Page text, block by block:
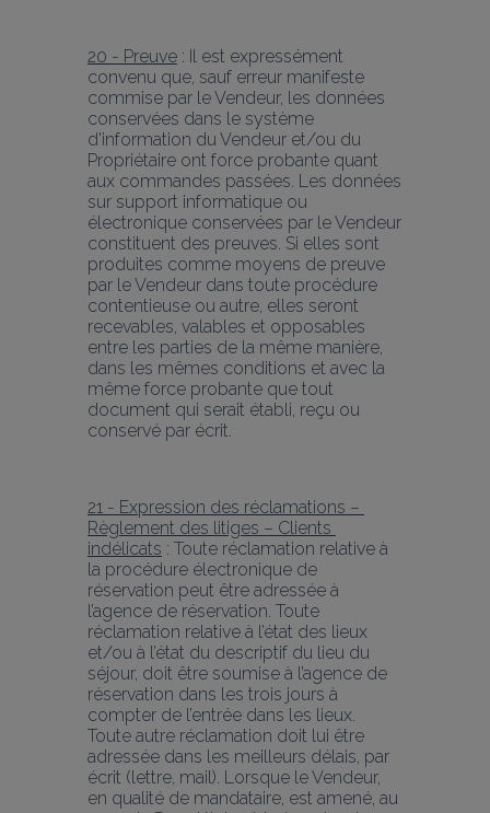
20 - Preuve : Il est expressément
convenu que, sauf erreur manifeste
commise par le Vendeur, les données
conservées dans le système
d'information du Vendeur et/ou du
Propriétaire ont force probante quant
aux commandes passées. Les données
sur support informatique ou
électronique conservées par le Vendeur
constituent des preuves. Si elles sont
produites comme moyens de preuve
par le Vendeur dans toute procédure
contentieuse ou autre, elles seront
recevables, valables et opposables
entre les parties de la même manière,
dans les mêmes conditions et avec la
même force probante que tout
document qui serait établi, reçu ou
conservé par écrit.
21 - Expression des réclamations –
Règlement des litiges – Clients
indélicats : Toute réclamation relative à
la procédure électronique de
réservation peut être adressée à
l’agence de réservation. Toute
réclamation relative à l’état des lieux
et/ou à l’état du descriptif du lieu du
séjour, doit être soumise à l’agence de
réservation dans les trois jours à
compter de l’entrée dans les lieux.
Toute autre réclamation doit lui être
adressée dans les meilleurs délais, par
écrit (lettre, mail). Lorsque le Vendeur,
en qualité de mandataire, est amené, au